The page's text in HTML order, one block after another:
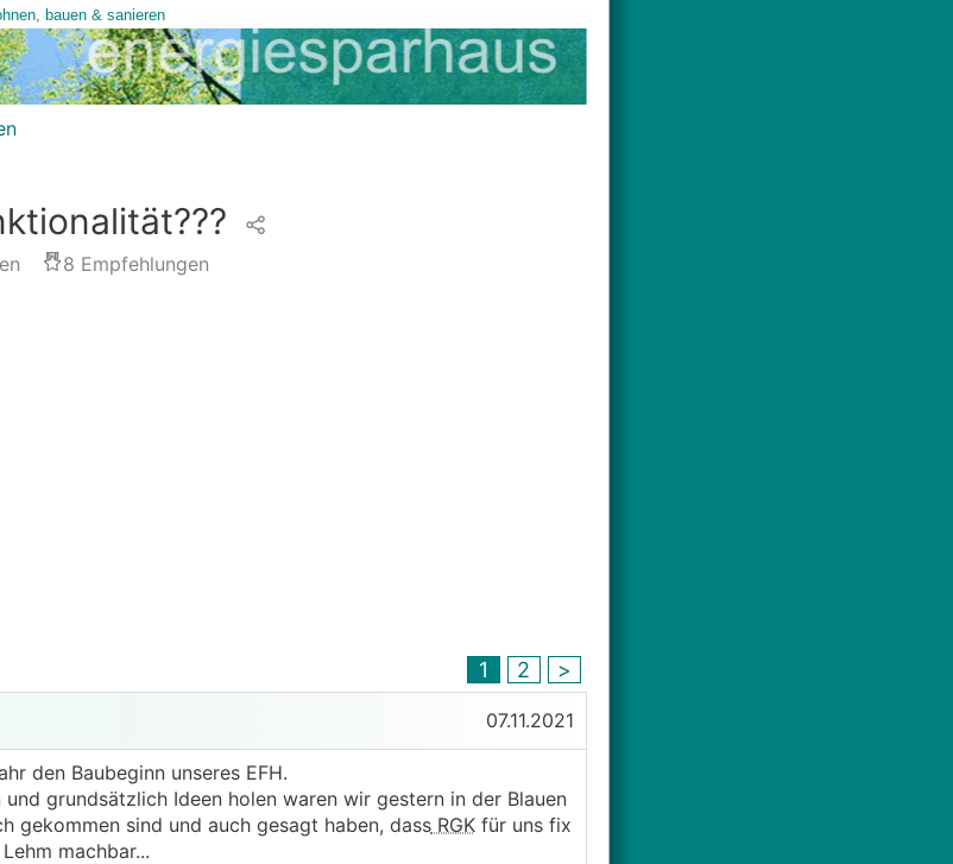
8 Empfehlungen
1 2 >
07.11.2021
den Baubeginn unseres EFH.
grundsätzlich Ideen holen waren wir gestern in der Blauen
gekommen sind und auch gesagt haben, dassRGKfür uns fix
machbar...